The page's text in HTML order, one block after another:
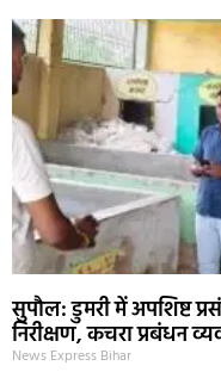
सुपौल: डुमरी में अपशिष्ट
निरीक्षण, कचरा प्रबंधन
News Express Bihar